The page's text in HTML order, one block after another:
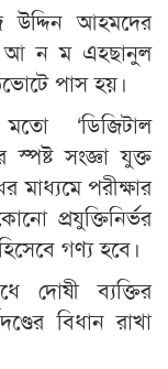
উদ্দিন আহমদের
ড. আ ন ম এহছানুল
পাস হয়।
‘ডিজিটাল
স্পষ্ট সংজ্ঞা যুক্ত
মাধ্যমে পরীক্ষার
প্রযুক্তিনির্ভর
গণ্য হবে।
দোষী ব্যক্তির
বিধান রাখা